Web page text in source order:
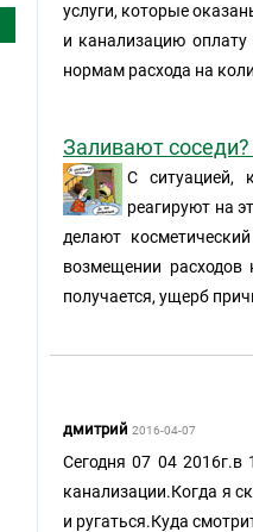
услуги, которые
и канализацию
нормам расхода на
Заливают
С ситуацией,
реагируют на
делают
возмещении расходов
получается, ущерб
дмитрий 2016-04-07
Сегодня 07 04
канализации.Когда я
и ругаться.Куда